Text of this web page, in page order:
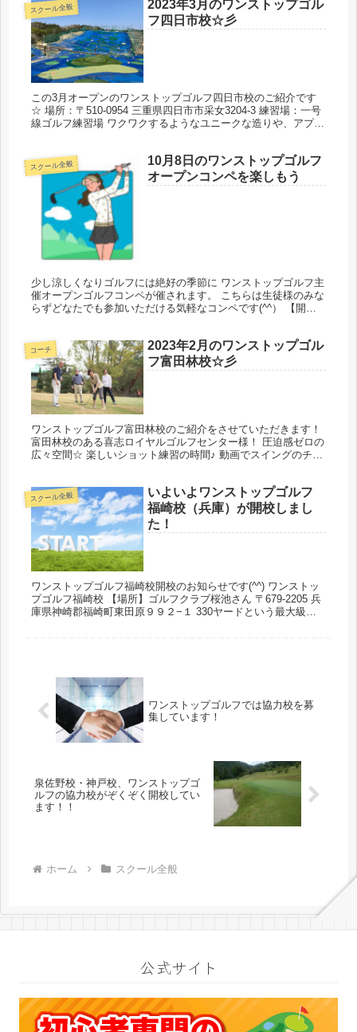
スクール全般
2023年3月のワンストップゴル
フ四日市校☆彡
この3月オープンのワンストップゴルフ四日市校のご紹介です
☆ 場所：〒510-0954 三重県四日市市采女3204-3 練習場：一号
線ゴルフ練習場 ワクワクするようなユニークな造りや、アプロ
スクール全般
10月8日のワンストップゴルフ
オープンコンペを楽しもう
少し涼しくなりゴルフには絶好の季節に ワンストップゴルフ主
催オープンゴルフコンペが催されます。 こちらは生徒様のみな
らずどなたでも参加いただける気軽なコンペです(^^） 【開催
コーチ
2023年2月のワンストップゴル
フ富田林校☆彡
ワンストップゴルフ富田林校のご紹介をさせていただきます！
富田林校のある喜志ロイヤルゴルフセンター様！ 圧迫感ゼロの
広々空間☆ 楽しいショット練習の時間♪ 動画でスイングのチェ
スクール全般
いよいよワンストップゴルフ
福崎校（兵庫）が開校しまし
た！
ワンストップゴルフ福崎校開校のお知らせです(^^) ワンストッ
プゴルフ福崎校 【場所】ゴルフクラブ桜池さん 〒679-2205 兵
庫県神崎郡福崎町東田原９９２−１ 330ヤードという最大級の
ワンストップゴルフでは協力校を募
集しています！
泉佐野校・神戸校、ワンストップゴ
ルフの協力校がぞくぞく開校してい
ます！！
ホーム スクール全般
公式サイト